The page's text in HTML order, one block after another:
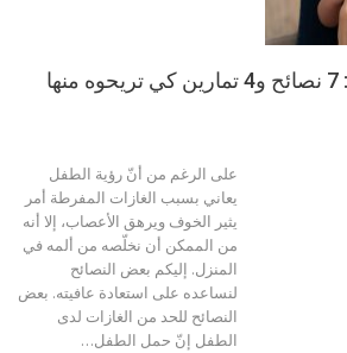
الغازات عند الطفل : 7 نصائح و4 تمارين كي تريحوه منها
على الرغم من أنّ رؤية الطفل
يعاني بسبب الغازات المفرطة أمر
يثير الخوف ويرهق الأعصاب، إلا أنه
من الممكن أن نخلّصه من ألمه في
المنزل. إليكم بعض النصائح
لنساعده على استعادة عافيته. بعض
النصائح للحد من الغازات لدى
الطفل إنّ حمل الطفل…